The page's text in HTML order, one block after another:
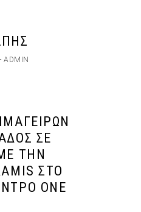
ADMIN
ΣΕ
ΤΗΝ
ΣΤΟ
ONE